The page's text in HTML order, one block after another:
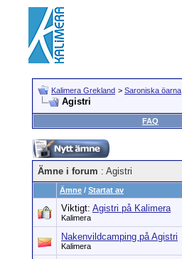
Kalimera Grekland > Saroniska öarna
Agistri
FAQ
Ämne i forum : Agistri
Ämne / Startat av
Viktigt: Agistri på Kalimera
Kalimera
Nakenvildcamping på Agistri
Kalimera